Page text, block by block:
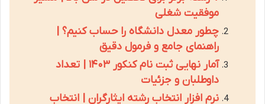
موفقیت شغلی
چطور معدل دانشگاه را حساب کنیم؟ |
راهنمای جامع و فرمول دقیق
آمار نهایی ثبت نام کنکور ۱۴۰۳ | تعداد
داوطلبان و جزئیات
نرم افزار انتخاب رشته ایثارگران | انتخاب